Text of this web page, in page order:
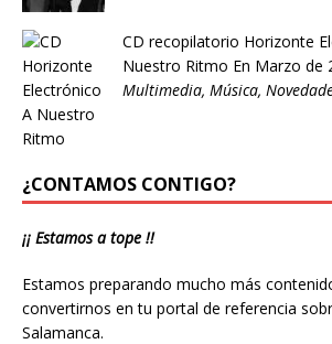
CD recopilatorio Horizonte
Nuestro Ritmo En Marzo de
Multimedia, Música,
¿CONTAMOS CONTIGO?
¡¡ Estamos a tope !!
Estamos preparando mucho más
convertirnos en tu portal de referencia
Salamanca.